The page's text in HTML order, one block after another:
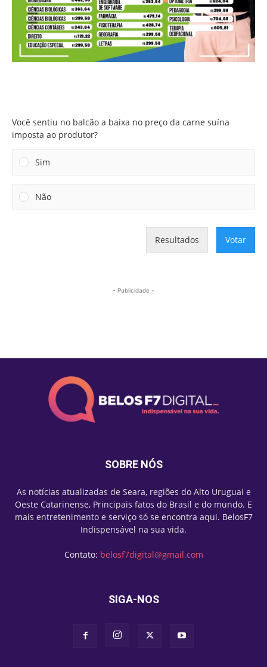
Você sentiu no balcão a baixa no preço da carne suína
imposta ao produtor?
Sim
Não
Resultados Votar
- Publicidade -
SOBRE NÓS
As notícias atualizadas de Seara, regiões do Alto Uruguai e
Oeste Catarinense, Principais fatos do Brasil e do mundo. E
mais entretenimento e serviço só se encontra aqui. BelosF7
Indispensável na sua vida.
Contato: belosf7digital@gmail.com
SIGA-NOS